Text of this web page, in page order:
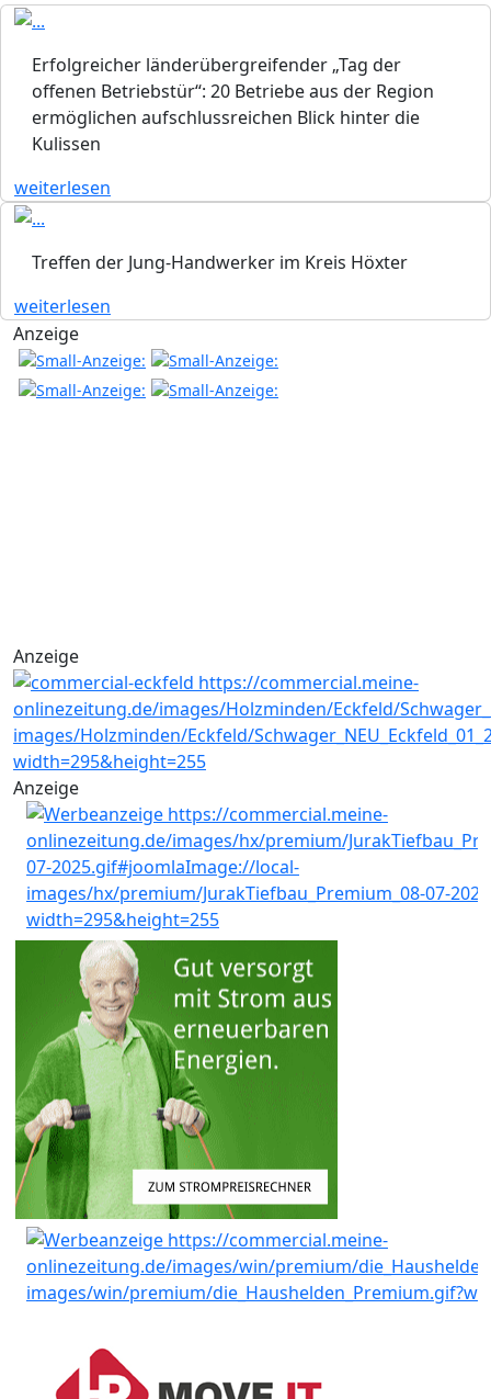
Erfolgreicher länderübergreifender „Tag der
offenen Betriebstür“: 20 Betriebe aus der Region
ermöglichen aufschlussreichen Blick hinter die
Kulissen
weiterlesen
Treffen der Jung-Handwerker im Kreis Höxter
weiterlesen
Anzeige
Anzeige
Anzeige